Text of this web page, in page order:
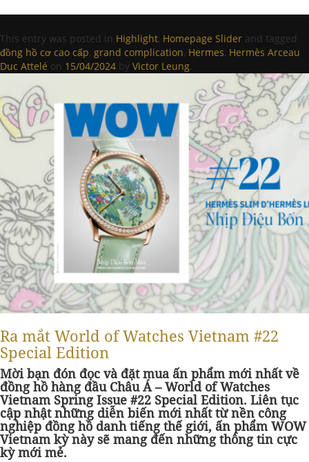
This entry was posted in Highlight, Homepage Slider and tagged
đồng hồ cơ cao cấp, grand complication, Hermes, Hermès Arceau
Duc Attelé on 15/04/2024 by Victor Leung.
Ra mắt World of Watches Vietnam #22
Special Edition
Mời bạn đón đọc và đặt mua ấn phẩm mới nhất về
đồng hồ hàng đầu Châu Á – World of Watches
Vietnam Spring Issue #22 Special Edition. Liên tục
cập nhật những diễn biến mới nhất từ nền công
nghiệp đồng hồ danh tiếng thế giới, ấn phẩm WOW
Vietnam kỳ này sẽ mang đến những thông tin cực
kỳ mới mẻ.